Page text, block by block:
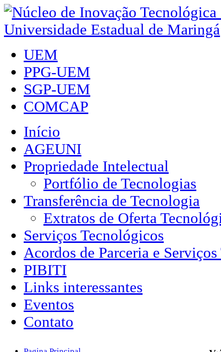
UEM
PPG-UEM
SGP-UEM
COMCAP
Início
AGEUNI
Propriedade Intelectual
Portfólio de Tecnologias
Transferência de Tecnologia
Extratos de Oferta
Serviços Tecnológicos
Acordos de Parceria e
PIBITI
Links interessantes
Eventos
Contato